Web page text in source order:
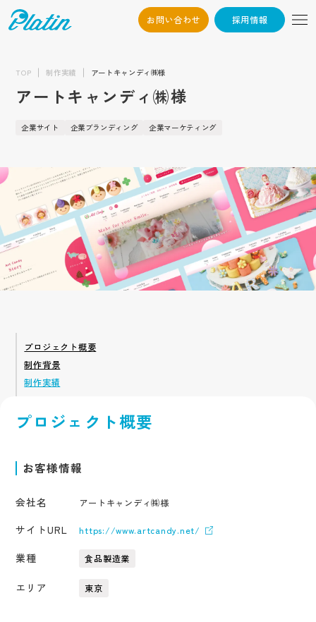
お問い合わせ 採用情報
9794
Tokyo： 03-6868-3851
お問い合わせ
トップ
企業情報
会社概要
代表挨拶
お知らせ
サービス
採用ツール制作
サービスサイト制作
よくある質問
TOP 制作実績 アートキャンディ㈱様
アートキャンディ㈱様
企業サイト 企業ブランディング 企業マーケティング
プロジェクト概要
お客様情報
会社名 アートキャンディ㈱様
サイトURL https://www.artcandy.net/
業種 食品製造業
エリア 東京
プロジェクト概要
制作背景
制作実績